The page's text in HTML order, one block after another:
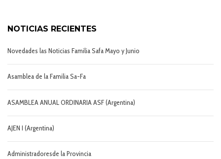
NOTICIAS RECIENTES
Novedades las Noticias Familia Safa Mayo y Junio
Asamblea de la Familia Sa-Fa
ASAMBLEA ANUAL ORDINARIA ASF (Argentina)
AJEN I (Argentina)
Administradoresde la Provincia